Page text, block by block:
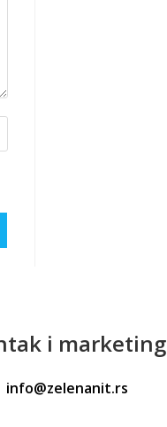
i marketing
info@zelenanit.rs